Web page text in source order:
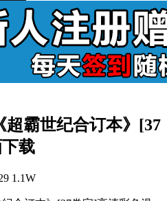
霸世纪合订本》[37
载
1.1W